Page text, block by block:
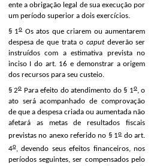
ente a obrigação legal de sua execução por
um período superior a dois exercícios.
§ 1oOs atos que criarem ou aumentarem
despesa de que trata ocaputdeverão ser
instruídos com a estimativa prevista no
inciso I do art. 16 e demonstrar a origem
dos recursos para seu custeio.
§ 2oPara efeito do atendimento do § 1o, o
ato será acompanhado de comprovação
de que a despesa criada ou aumentada não
afetará as metas de resultados fiscais
previstas no anexo referido no § 1odo art.
4o, devendo seus efeitos financeiros, nos
períodos seguintes, ser compensados pelo